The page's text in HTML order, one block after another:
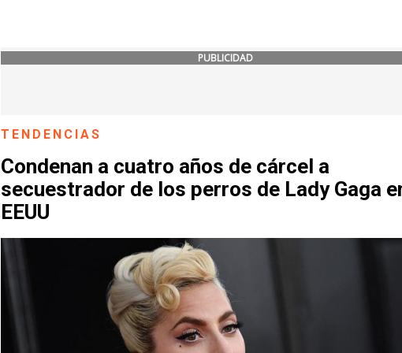
PUBLICIDAD
TENDENCIAS
Condenan a cuatro años de cárcel a
secuestrador de los perros de Lady Gaga
EEUU